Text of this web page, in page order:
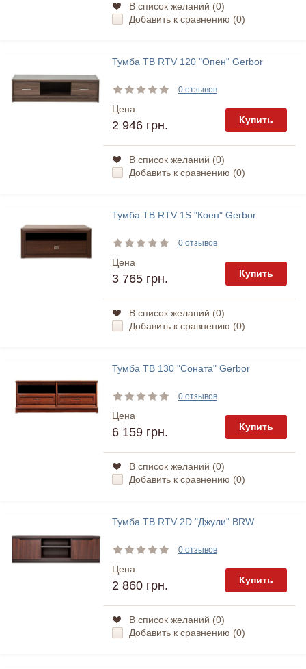
В список желаний (0)
Добавить к сравнению (0)
Тумба ТВ RTV 120 "Опен" Gerbor
0 отзывов
Цена
2 946 грн. Купить
В список желаний (0)
Добавить к сравнению (0)
Тумба ТВ RTV 1S "Коен" Gerbor
0 отзывов
Цена
3 765 грн. Купить
В список желаний (0)
Добавить к сравнению (0)
Тумба ТВ 130 "Соната" Gerbor
0 отзывов
Цена
6 159 грн. Купить
В список желаний (0)
Добавить к сравнению (0)
Тумба ТВ RTV 2D "Джули" BRW
0 отзывов
Цена
2 860 грн. Купить
В список желаний (0)
Добавить к сравнению (0)